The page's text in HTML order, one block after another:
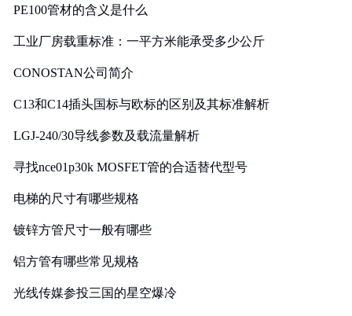
PE100管材的含义是什么
工业厂房载重标准：一平方米能承受多少公斤
CONOSTAN公司简介
C13和C14插头国标与欧标的区别及其标准解析
LGJ-240/30导线参数及载流量解析
寻找nce01p30k MOSFET管的合适替代型号
电梯的尺寸有哪些规格
镀锌方管尺寸一般有哪些
铝方管有哪些常见规格
光线传媒参投三国的星空爆冷